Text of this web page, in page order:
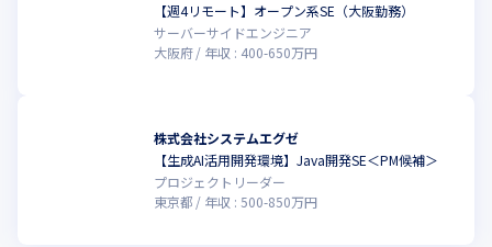
【週4リモート】オープン系SE（大阪勤務）
サーバーサイドエンジニア
大阪府
年収 : 400-650万円
株式会社システムエグゼ
【生成AI活用開発環境】Java開発SE＜PM候補＞
プロジェクトリーダー
東京都
年収 : 500-850万円